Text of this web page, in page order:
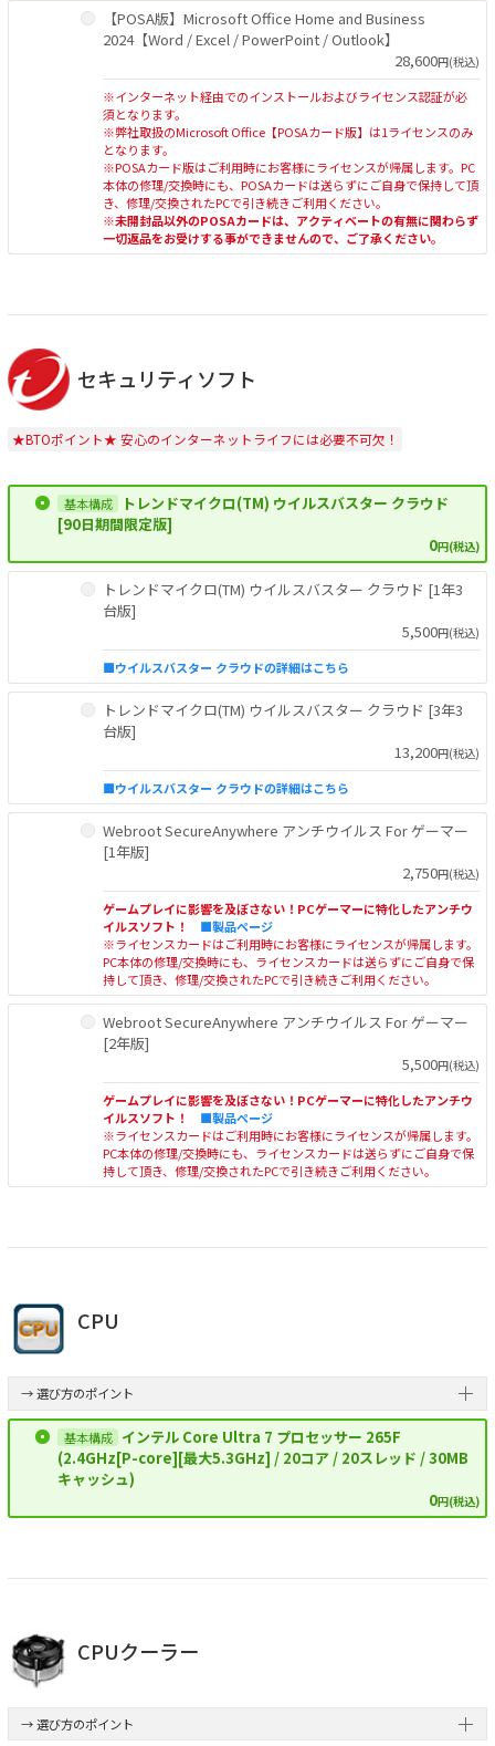
【POSA版】Microsoft Office Home and Business
2024【Word / Excel / PowerPoint / Outlook】
28,600円(税込)
※インターネット経由でのインストールおよびライセンス認証が必
須となります。
※弊社取扱のMicrosoft Office【POSAカード版】は1ライセンスのみ
となります。
※POSAカード版はご利用時にお客様にライセンスが帰属します。PC
本体の修理/交換時にも、POSAカードは送らずにご自身で保持して頂
き、修理/交換されたPCで引き続きご利用ください。
※未開封品以外のPOSAカードは、アクティベートの有無に関わらず
一切返品をお受けする事ができませんので、ご了承ください。
セキュリティソフト
★BTOポイント★ 安心のインターネットライフには必要不可欠！
トレンドマイクロ(TM) ウイルスバスター クラウド
[90日期間限定版]
0円(税込)
トレンドマイクロ(TM) ウイルスバスター クラウド [1年3
台版]
5,500円(税込)
■ウイルスバスター クラウドの詳細はこちら
トレンドマイクロ(TM) ウイルスバスター クラウド [3年3
台版]
13,200円(税込)
■ウイルスバスター クラウドの詳細はこちら
Webroot SecureAnywhere アンチウイルス For ゲーマー
[1年版]
2,750円(税込)
ゲームプレイに影響を及ぼさない！PCゲーマーに特化したアンチウ
イルスソフト！
■製品ページ
※ライセンスカードはご利用時にお客様にライセンスが帰属します。
PC本体の修理/交換時にも、ライセンスカードは送らずにご自身で保
持して頂き、修理/交換されたPCで引き続きご利用ください。
Webroot SecureAnywhere アンチウイルス For ゲーマー
[2年版]
5,500円(税込)
ゲームプレイに影響を及ぼさない！PCゲーマーに特化したアンチウ
イルスソフト！
■製品ページ
※ライセンスカードはご利用時にお客様にライセンスが帰属します。
PC本体の修理/交換時にも、ライセンスカードは送らずにご自身で保
持して頂き、修理/交換されたPCで引き続きご利用ください。
CPU
→ 選び方のポイント
インテル Core Ultra 7 プロセッサー 265F
(2.4GHz[P-core][最大5.3GHz] / 20コア / 20スレッド / 30MB
キャッシュ)
0円(税込)
CPUクーラー
→ 選び方のポイント